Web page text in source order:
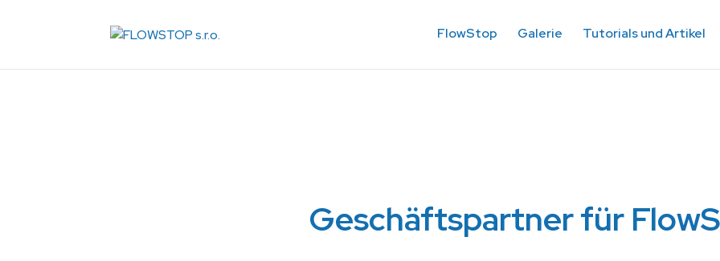
FlowStop Galerie Tutorials und Artikel
Geschäftspartner für